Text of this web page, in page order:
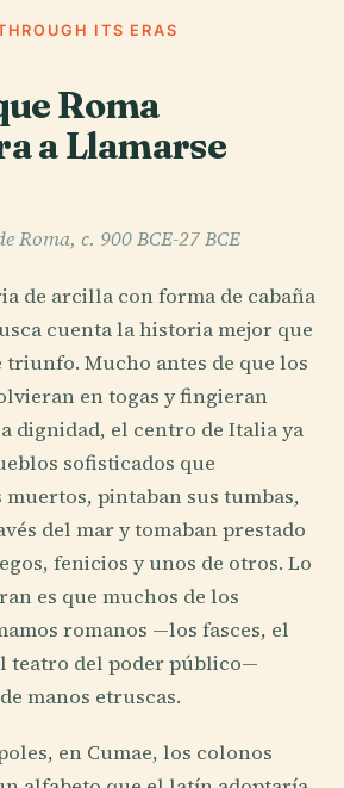
ITS ERAS
Roma
a Llamarse
Roma, c. 900 BCE-27 BCE
de arcilla con forma de cabaña
cuenta la historia mejor que
Mucho antes de que los
en togas y fingieran
dignidad, el centro de Italia ya
sofisticados que
pintaban sus tumbas,
del mar y tomaban prestado
fenicios y unos de otros. Lo
es que muchos de los
romanos —los fasces, el
teatro del poder público—
manos etruscas.
en Cumae, los colonos